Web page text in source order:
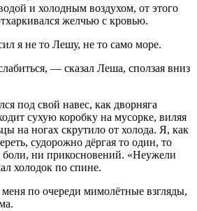
и холодным воздухом, от этого
желчью с кровью.
я не то Лешу, не то само море.
— сказал Леша, сползая вниз
под свой навес, как дворняга
сухую коробку на мусорке, виляя
на ногах скрутило от холода. Я, как
судорожно дёргая то один, то
боли, ни прикосновений. «Неужели
холодок по спине.
по очереди мимолётные взгляды,